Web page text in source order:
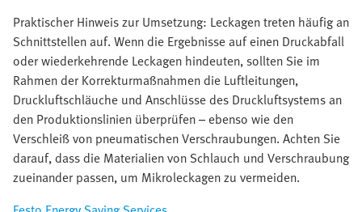
Praktischer Hinweis zur Umsetzung: Leckagen treten häufig an
Schnittstellen auf. Wenn die Ergebnisse auf einen Druckabfall
oder wiederkehrende Leckagen hindeuten, sollten Sie im
Rahmen der Korrekturmaßnahmen die Luftleitungen,
Druckluftschläuche und Anschlüsse des Druckluftsystems an
den Produktionslinien überprüfen – ebenso wie den
Verschleiß von pneumatischen Verschraubungen. Achten Sie
darauf, dass die Materialien von Schlauch und Verschraubung
zueinander passen, um Mikroleckagen zu vermeiden.